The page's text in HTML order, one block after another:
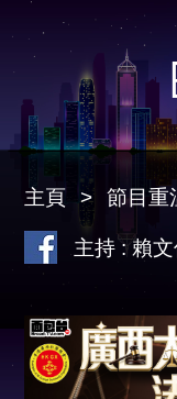
主頁 節目重
主持 : 賴